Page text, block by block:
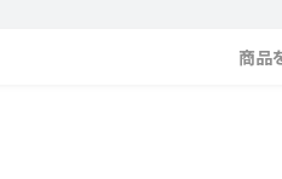
商品